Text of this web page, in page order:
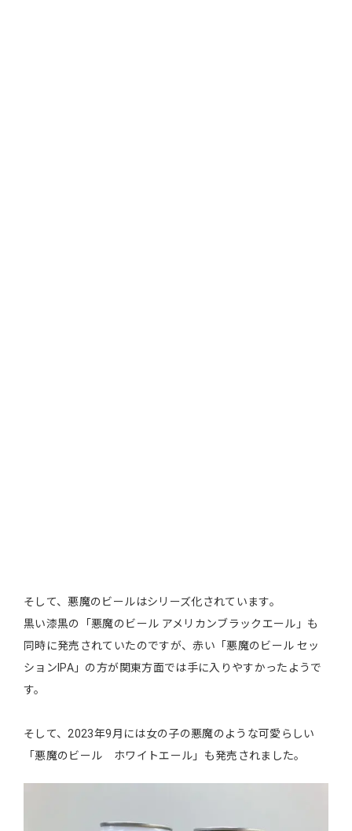
そして、悪魔のビールはシリーズ化されています。
黒い漆黒の「悪魔のビール アメリカンブラックエール」も
同時に発売されていたのですが、赤い「悪魔のビール セッ
ションIPA」の方が関東方面では手に入りやすかったようで
す。
そして、2023年9月には女の子の悪魔のような可愛らしい
「悪魔のビール ホワイトエール」も発売されました。